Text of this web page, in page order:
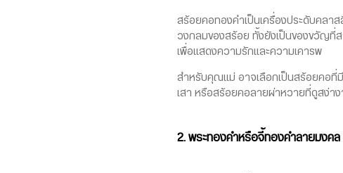
สร้อยคอทองคำเป็นเครื่องประดับคลา
วงกลมของสร้อย ทั้งยังเป็นของขวัญที่ส
เพื่อแสดงความรักและความเคารพ
สำหรับคุณแม่ อาจเลือกเป็นสร้อยคอที่
เสา หรือสร้อยคอลายผ่าหวายที่ดูสง่าง
2. พระทองคำหรือจี้ทองคำลายมงคล